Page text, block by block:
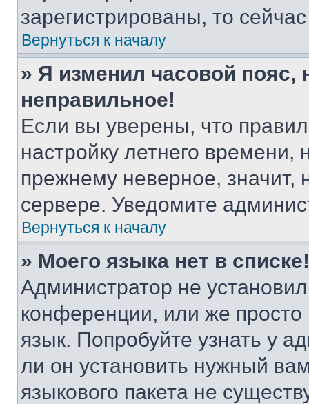
зарегистрированы, то
Вернуться к началу
» Я изменил часовой пояс,
неправильное!
Если вы уверены, что
настройку летнего
прежнему неверное, значит,
сервере. Уведомите
Вернуться к началу
» Моего языка нет в списке!
Администратор не
конференции, или же
язык. Попробуйте узнать у
ли он установить нужный
языкового пакета не